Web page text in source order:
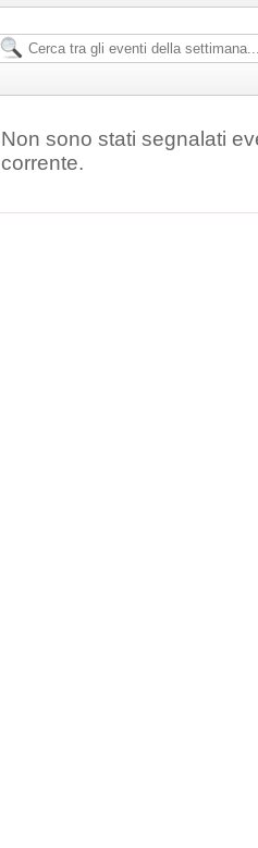
Non sono stati segnalati
corrente.